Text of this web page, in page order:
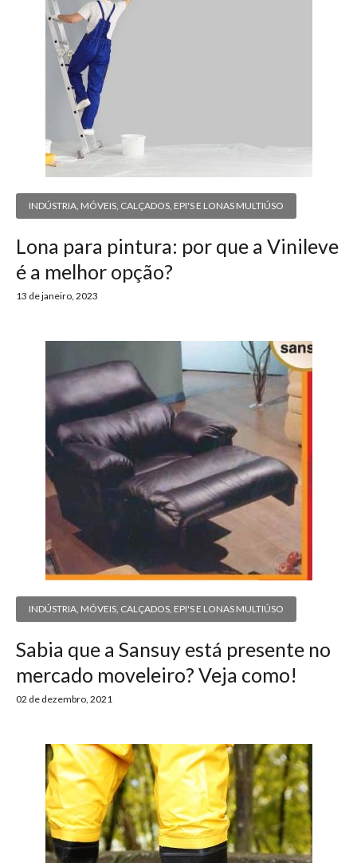
INDÚSTRIA MÓVEIS, CALÇADOS, EPI'S E LONAS MULTIÚSO
Lona para pintura: por que a Vinileve
é a melhor opção?
13 de janeiro, 2023
INDÚSTRIA MÓVEIS, CALÇADOS, EPI'S E LONAS MULTIÚSO
Sabia que a Sansuy está presente no
mercado moveleiro? Veja como!
02 de dezembro, 2021